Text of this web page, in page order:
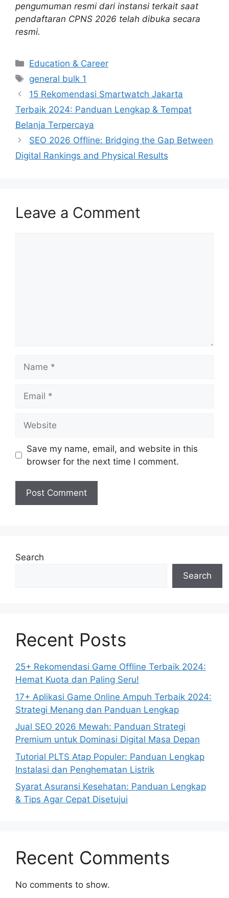
pengumuman resmi dari instansi terkait saat
pendaftaran CPNS 2026 telah dibuka secara
resmi.
Categories
Education & Career
Tags
general bulk 1
15 Rekomendasi Smartwatch Jakarta
Terbaik 2024: Panduan Lengkap & Tempat
Belanja Terpercaya
SEO 2026 Offline: Bridging the Gap Between
Digital Rankings and Physical Results
Leave a Comment
Save my name, email, and website in this
browser for the next time I comment.
Search
Search
Recent Posts
25+ Rekomendasi Game Offline Terbaik 2024:
Hemat Kuota dan Paling Seru!
17+ Aplikasi Game Online Ampuh Terbaik 2024:
Strategi Menang dan Panduan Lengkap
Jual SEO 2026 Mewah: Panduan Strategi
Premium untuk Dominasi Digital Masa Depan
Tutorial PLTS Atap Populer: Panduan Lengkap
Instalasi dan Penghematan Listrik
Syarat Asuransi Kesehatan: Panduan Lengkap
& Tips Agar Cepat Disetujui
Recent Comments
No comments to show.